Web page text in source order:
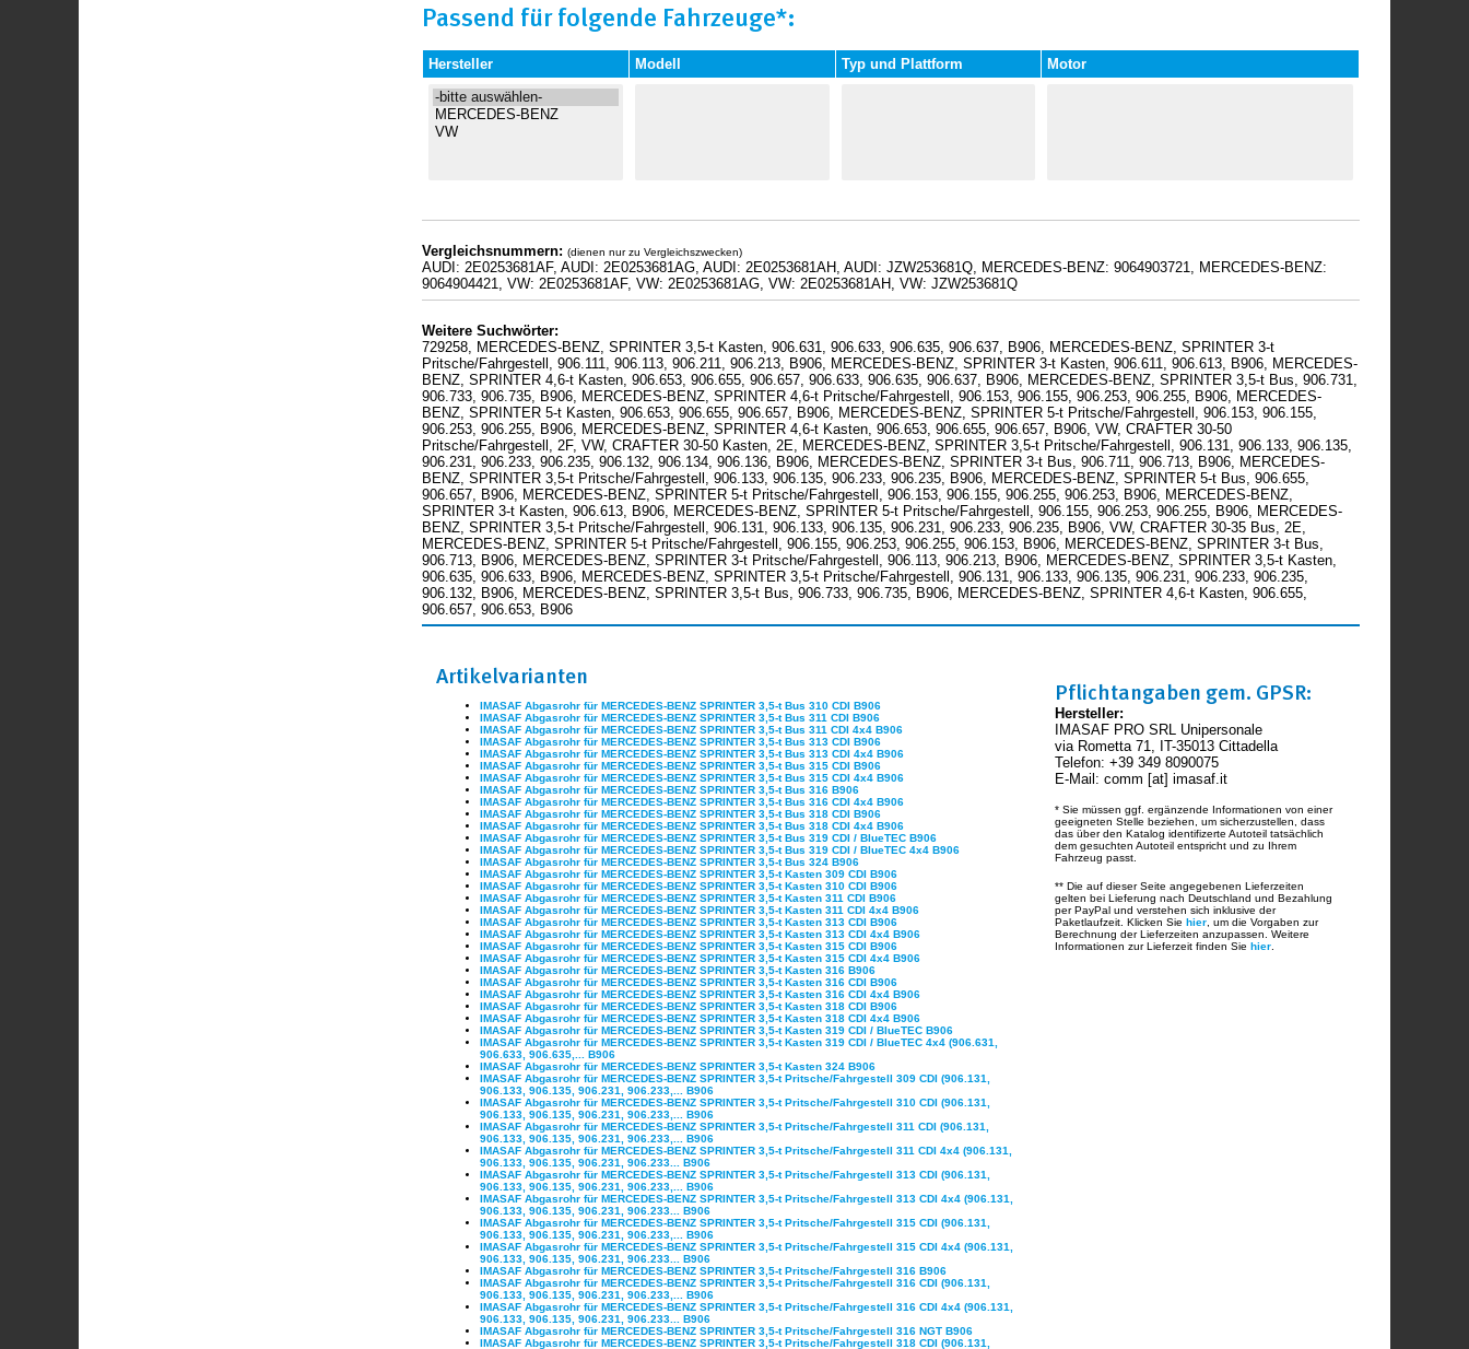
Passend für folgende Fahrzeuge*:
Hersteller Modell Typ und Plattform Motor
Vergleichsnummern: (dienen nur zu Vergleichszwecken)
AUDI: 2E0253681AF, AUDI: 2E0253681AG, AUDI: 2E0253681AH, AUDI: JZW253681Q, MERCEDES-BENZ: 9064903721, MERCEDES-BENZ:
9064904421, VW: 2E0253681AF, VW: 2E0253681AG, VW: 2E0253681AH, VW: JZW253681Q
Weitere Suchwörter:
729258, MERCEDES-BENZ, SPRINTER 3,5-t Kasten, 906.631, 906.633, 906.635, 906.637, B906, MERCEDES-BENZ, SPRINTER 3-t
Pritsche/Fahrgestell, 906.111, 906.113, 906.211, 906.213, B906, MERCEDES-BENZ, SPRINTER 3-t Kasten, 906.611, 906.613, B906, MERCEDES-
BENZ, SPRINTER 4,6-t Kasten, 906.653, 906.655, 906.657, 906.633, 906.635, 906.637, B906, MERCEDES-BENZ, SPRINTER 3,5-t Bus, 906.731,
906.733, 906.735, B906, MERCEDES-BENZ, SPRINTER 4,6-t Pritsche/Fahrgestell, 906.153, 906.155, 906.253, 906.255, B906, MERCEDES-
BENZ, SPRINTER 5-t Kasten, 906.653, 906.655, 906.657, B906, MERCEDES-BENZ, SPRINTER 5-t Pritsche/Fahrgestell, 906.153, 906.155,
906.253, 906.255, B906, MERCEDES-BENZ, SPRINTER 4,6-t Kasten, 906.653, 906.655, 906.657, B906, VW, CRAFTER 30-50
Pritsche/Fahrgestell, 2F, VW, CRAFTER 30-50 Kasten, 2E, MERCEDES-BENZ, SPRINTER 3,5-t Pritsche/Fahrgestell, 906.131, 906.133, 906.135,
906.231, 906.233, 906.235, 906.132, 906.134, 906.136, B906, MERCEDES-BENZ, SPRINTER 3-t Bus, 906.711, 906.713, B906, MERCEDES-
BENZ, SPRINTER 3,5-t Pritsche/Fahrgestell, 906.133, 906.135, 906.233, 906.235, B906, MERCEDES-BENZ, SPRINTER 5-t Bus, 906.655,
906.657, B906, MERCEDES-BENZ, SPRINTER 5-t Pritsche/Fahrgestell, 906.153, 906.155, 906.255, 906.253, B906, MERCEDES-BENZ,
SPRINTER 3-t Kasten, 906.613, B906, MERCEDES-BENZ, SPRINTER 5-t Pritsche/Fahrgestell, 906.155, 906.253, 906.255, B906, MERCEDES-
BENZ, SPRINTER 3,5-t Pritsche/Fahrgestell, 906.131, 906.133, 906.135, 906.231, 906.233, 906.235, B906, VW, CRAFTER 30-35 Bus, 2E,
MERCEDES-BENZ, SPRINTER 5-t Pritsche/Fahrgestell, 906.155, 906.253, 906.255, 906.153, B906, MERCEDES-BENZ, SPRINTER 3-t Bus,
906.713, B906, MERCEDES-BENZ, SPRINTER 3-t Pritsche/Fahrgestell, 906.113, 906.213, B906, MERCEDES-BENZ, SPRINTER 3,5-t Kasten,
906.635, 906.633, B906, MERCEDES-BENZ, SPRINTER 3,5-t Pritsche/Fahrgestell, 906.131, 906.133, 906.135, 906.231, 906.233, 906.235,
906.132, B906, MERCEDES-BENZ, SPRINTER 3,5-t Bus, 906.733, 906.735, B906, MERCEDES-BENZ, SPRINTER 4,6-t Kasten, 906.655,
906.657, 906.653, B906
Artikelvarianten
IMASAF Abgasrohr für MERCEDES-BENZ SPRINTER 3,5-t Bus 310 CDI B906
IMASAF Abgasrohr für MERCEDES-BENZ SPRINTER 3,5-t Bus 311 CDI B906
IMASAF Abgasrohr für MERCEDES-BENZ SPRINTER 3,5-t Bus 311 CDI 4x4 B906
IMASAF Abgasrohr für MERCEDES-BENZ SPRINTER 3,5-t Bus 313 CDI B906
IMASAF Abgasrohr für MERCEDES-BENZ SPRINTER 3,5-t Bus 313 CDI 4x4 B906
IMASAF Abgasrohr für MERCEDES-BENZ SPRINTER 3,5-t Bus 315 CDI B906
IMASAF Abgasrohr für MERCEDES-BENZ SPRINTER 3,5-t Bus 315 CDI 4x4 B906
IMASAF Abgasrohr für MERCEDES-BENZ SPRINTER 3,5-t Bus 316 B906
IMASAF Abgasrohr für MERCEDES-BENZ SPRINTER 3,5-t Bus 316 CDI 4x4 B906
IMASAF Abgasrohr für MERCEDES-BENZ SPRINTER 3,5-t Bus 318 CDI B906
IMASAF Abgasrohr für MERCEDES-BENZ SPRINTER 3,5-t Bus 318 CDI 4x4 B906
IMASAF Abgasrohr für MERCEDES-BENZ SPRINTER 3,5-t Bus 319 CDI / BlueTEC B906
IMASAF Abgasrohr für MERCEDES-BENZ SPRINTER 3,5-t Bus 319 CDI / BlueTEC 4x4 B906
IMASAF Abgasrohr für MERCEDES-BENZ SPRINTER 3,5-t Bus 324 B906
IMASAF Abgasrohr für MERCEDES-BENZ SPRINTER 3,5-t Kasten 309 CDI B906
IMASAF Abgasrohr für MERCEDES-BENZ SPRINTER 3,5-t Kasten 310 CDI B906
IMASAF Abgasrohr für MERCEDES-BENZ SPRINTER 3,5-t Kasten 311 CDI B906
IMASAF Abgasrohr für MERCEDES-BENZ SPRINTER 3,5-t Kasten 311 CDI 4x4 B906
IMASAF Abgasrohr für MERCEDES-BENZ SPRINTER 3,5-t Kasten 313 CDI B906
IMASAF Abgasrohr für MERCEDES-BENZ SPRINTER 3,5-t Kasten 313 CDI 4x4 B906
IMASAF Abgasrohr für MERCEDES-BENZ SPRINTER 3,5-t Kasten 315 CDI B906
IMASAF Abgasrohr für MERCEDES-BENZ SPRINTER 3,5-t Kasten 315 CDI 4x4 B906
IMASAF Abgasrohr für MERCEDES-BENZ SPRINTER 3,5-t Kasten 316 B906
IMASAF Abgasrohr für MERCEDES-BENZ SPRINTER 3,5-t Kasten 316 CDI B906
IMASAF Abgasrohr für MERCEDES-BENZ SPRINTER 3,5-t Kasten 316 CDI 4x4 B906
IMASAF Abgasrohr für MERCEDES-BENZ SPRINTER 3,5-t Kasten 318 CDI B906
IMASAF Abgasrohr für MERCEDES-BENZ SPRINTER 3,5-t Kasten 318 CDI 4x4 B906
IMASAF Abgasrohr für MERCEDES-BENZ SPRINTER 3,5-t Kasten 319 CDI / BlueTEC B906
IMASAF Abgasrohr für MERCEDES-BENZ SPRINTER 3,5-t Kasten 319 CDI / BlueTEC 4x4 (906.631,
906.633, 906.635,... B906
IMASAF Abgasrohr für MERCEDES-BENZ SPRINTER 3,5-t Kasten 324 B906
IMASAF Abgasrohr für MERCEDES-BENZ SPRINTER 3,5-t Pritsche/Fahrgestell 309 CDI (906.131,
906.133, 906.135, 906.231, 906.233,... B906
IMASAF Abgasrohr für MERCEDES-BENZ SPRINTER 3,5-t Pritsche/Fahrgestell 310 CDI (906.131,
906.133, 906.135, 906.231, 906.233,... B906
IMASAF Abgasrohr für MERCEDES-BENZ SPRINTER 3,5-t Pritsche/Fahrgestell 311 CDI (906.131,
906.133, 906.135, 906.231, 906.233,... B906
IMASAF Abgasrohr für MERCEDES-BENZ SPRINTER 3,5-t Pritsche/Fahrgestell 311 CDI 4x4 (906.131,
906.133, 906.135, 906.231, 906.233... B906
IMASAF Abgasrohr für MERCEDES-BENZ SPRINTER 3,5-t Pritsche/Fahrgestell 313 CDI (906.131,
906.133, 906.135, 906.231, 906.233,... B906
IMASAF Abgasrohr für MERCEDES-BENZ SPRINTER 3,5-t Pritsche/Fahrgestell 313 CDI 4x4 (906.131,
906.133, 906.135, 906.231, 906.233... B906
IMASAF Abgasrohr für MERCEDES-BENZ SPRINTER 3,5-t Pritsche/Fahrgestell 315 CDI (906.131,
906.133, 906.135, 906.231, 906.233,... B906
IMASAF Abgasrohr für MERCEDES-BENZ SPRINTER 3,5-t Pritsche/Fahrgestell 315 CDI 4x4 (906.131,
906.133, 906.135, 906.231, 906.233... B906
IMASAF Abgasrohr für MERCEDES-BENZ SPRINTER 3,5-t Pritsche/Fahrgestell 316 B906
IMASAF Abgasrohr für MERCEDES-BENZ SPRINTER 3,5-t Pritsche/Fahrgestell 316 CDI (906.131,
906.133, 906.135, 906.231, 906.233,... B906
IMASAF Abgasrohr für MERCEDES-BENZ SPRINTER 3,5-t Pritsche/Fahrgestell 316 CDI 4x4 (906.131,
906.133, 906.135, 906.231, 906.233... B906
IMASAF Abgasrohr für MERCEDES-BENZ SPRINTER 3,5-t Pritsche/Fahrgestell 316 NGT B906
IMASAF Abgasrohr für MERCEDES-BENZ SPRINTER 3,5-t Pritsche/Fahrgestell 318 CDI (906.131,
Pflichtangaben gem. GPSR:
Hersteller:
IMASAF PRO SRL Unipersonale
via Rometta 71, IT-35013 Cittadella
Telefon: +39 349 8090075
E-Mail: comm [at] imasaf.it
* Sie müssen ggf. ergänzende Informationen von einer
geeigneten Stelle beziehen, um sicherzustellen, dass
das über den Katalog identifizerte Autoteil tatsächlich
dem gesuchten Autoteil entspricht und zu Ihrem
Fahrzeug passt.
** Die auf dieser Seite angegebenen Lieferzeiten
gelten bei Lieferung nach Deutschland und Bezahlung
per PayPal und verstehen sich inklusive der
Paketlaufzeit. Klicken Sie hier, um die Vorgaben zur
Berechnung der Lieferzeiten anzupassen. Weitere
Informationen zur Lieferzeit finden Sie hier.